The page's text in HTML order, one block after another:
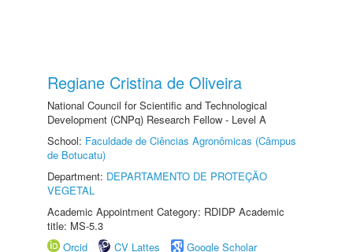
Regiane Cristina de Oliveira
National Council for Scientific and Technological
Development (CNPq) Research Fellow - Level A
School: Faculdade de Ciências Agronômicas (Câmpus
de Botucatu)
Department: DEPARTAMENTO DE PROTEÇÃO
VEGETAL
Academic Appointment Category: RDIDP Academic
title: MS-5.3
Orcid
CV Lattes Google Scholar